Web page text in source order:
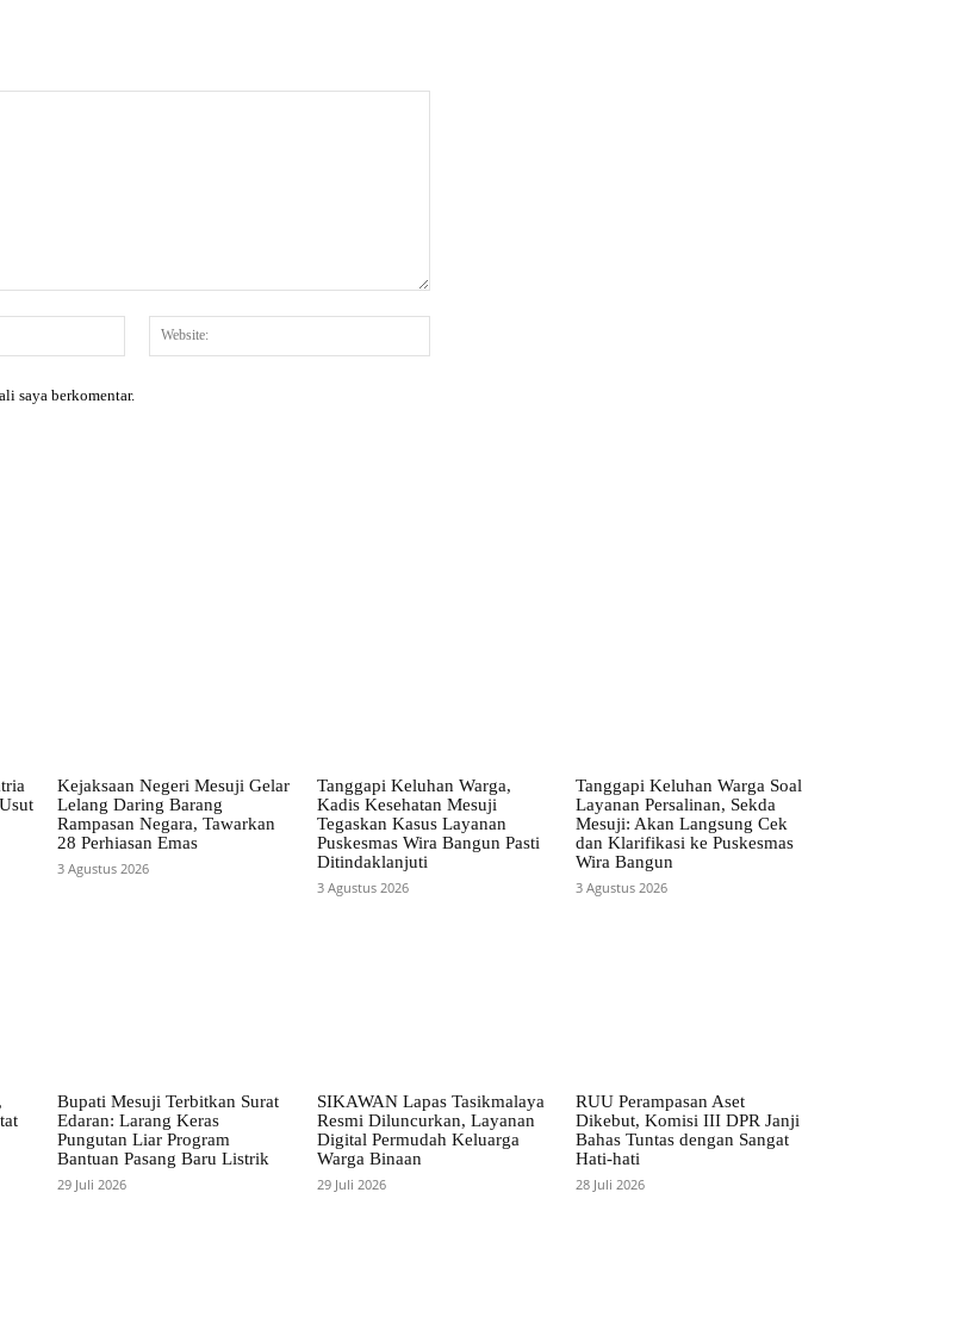
Email:*
saya berkomentar.
Kejaksaan Negeri Mesuji Gelar
Lelang Daring Barang
Rampasan Negara, Tawarkan
28 Perhiasan Emas
3 Agustus 2026
Tanggapi Keluhan Warga,
Kadis Kesehatan Mesuji
Tegaskan Kasus Layanan
Puskesmas Wira Bangun Pasti
Ditindaklanjuti
3 Agustus 2026
Tanggapi Keluhan Warga Soal
Layanan Persalinan, Sekda
Mesuji: Akan Langsung Cek
dan Klarifikasi ke Puskesmas
Wira Bangun
3 Agustus 2026
Bupati Mesuji Terbitkan Surat
Edaran: Larang Keras
Pungutan Liar Program
Bantuan Pasang Baru Listrik
29 Juli 2026
SIKAWAN Lapas Tasikmalaya
Resmi Diluncurkan, Layanan
Digital Permudah Keluarga
Warga Binaan
29 Juli 2026
RUU Perampasan Aset
Dikebut, Komisi III DPR Janji
Bahas Tuntas dengan Sangat
Hati-hati
28 Juli 2026